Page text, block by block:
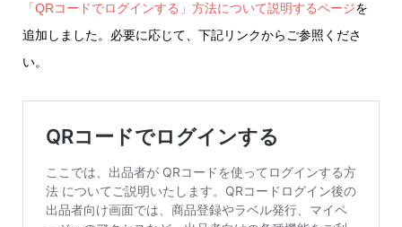
「QRコードでログインする」方法について説明するページを
追加しました。必要に応じて、下記リンクからご参照くださ
い。